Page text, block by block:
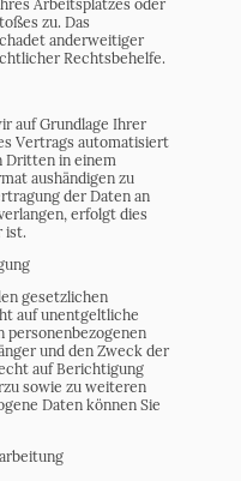
Arbeitsplatzes oder
zu. Das
anderweitiger
Rechtsbehelfe.
auf Grundlage Ihrer
Vertrags automatisiert
Dritten in einem
aushändigen zu
der Daten an
erfolgt dies
ist.
gesetzlichen
auf unentgeltliche
personenbezogenen
und den Zweck der
auf Berichtigung
sowie zu weiteren
Daten können Sie